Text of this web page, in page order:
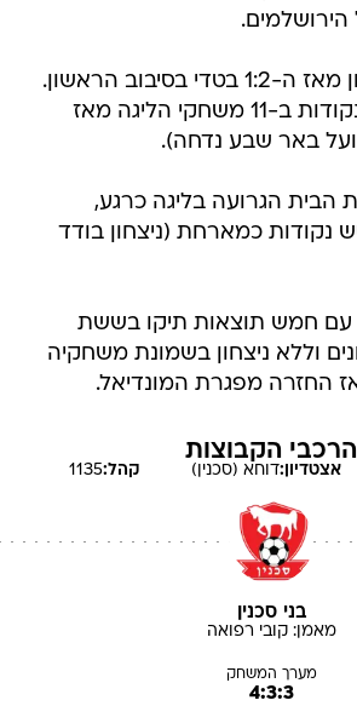
* סכנין ללא ניצחון מאז ה-1:2 בטדי בסיבוב הראשון.
היא צברה חמש נקודות ב-11 משחקי הליגה מאז
באר שבע נדחה).
הבית הגרועה בליגה כרגע,
כמארחת (ניצחון בודד
עם חמש תוצאות תיקו בששת
וללא ניצחון בשמונת משחקיה
החזרה מפגרת המונדיאל.
הרכבי הקבוצות
אצטדיון:דוחא (סכנין) קהל:1135
בני סכנין
מאמן:קובי רפואה
מערך המשחק
4:3:3